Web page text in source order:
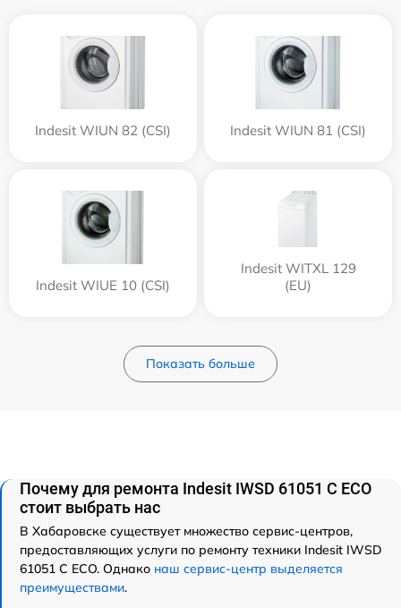
Indesit WIUN 82 (CSI) Indesit WIUN 81 (CSI)
Indesit WIUE 10 (CSI)
Indesit WITXL 129
(EU)
Показать больше
Почему для ремонта Indesit IWSD 61051 C ECO
стоит выбрать нас
В Хабаровске существует множество сервис-центров,
предоставляющих услуги по ремонту техники Indesit IWSD
61051 C ECO. Однако наш сервис-центр выделяется
преимуществами.